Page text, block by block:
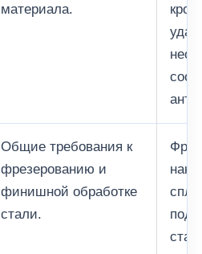
материала.
Общие требования к
фрезерованию и
финишной обработке
стали.